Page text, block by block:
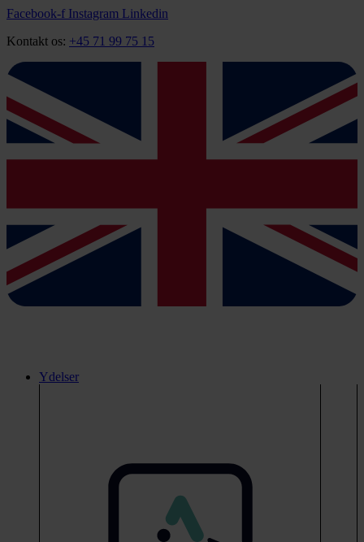
Videre
indhold
Facebook-f Instagram Linkedin
Kontakt os: +45 71 99 75 15
Ydelser